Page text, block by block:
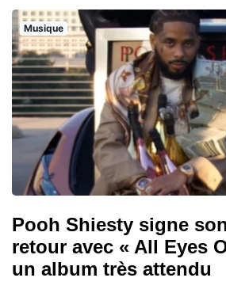
Musique
Pooh Shiesty signe
retour avec « All Eyes
un album très attendu